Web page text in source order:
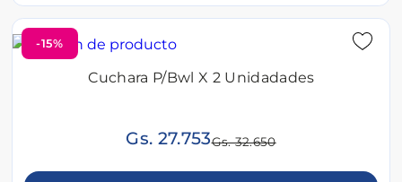
-15%
Cuchara P/Bwl X 2 Unidadades
Gs. 27.753Gs. 32.650